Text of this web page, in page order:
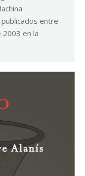
entre
en la